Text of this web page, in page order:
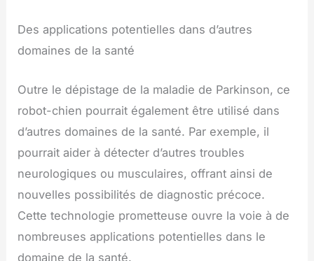
Des applications potentielles dans d’autres
domaines de la santé
Outre le dépistage de la maladie de Parkinson, ce
robot-chien pourrait également être utilisé dans
d’autres domaines de la santé. Par exemple, il
pourrait aider à détecter d’autres troubles
neurologiques ou musculaires, offrant ainsi de
nouvelles possibilités de diagnostic précoce.
Cette technologie prometteuse ouvre la voie à de
nombreuses applications potentielles dans le
domaine de la santé.